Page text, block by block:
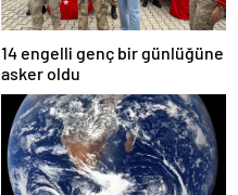
14 engelli genç bir günlüğüne
asker oldu